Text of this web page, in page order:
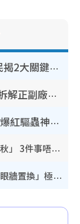
m
裝修拆鐵閘隨時變賊人目標？網民揭2大關鍵用途：裝新式等於白裝？附新舊鐵閘分別
網傳公院改用內地/副廠藥？醫生拆解正副廠分別 揭4類人換藥隨時出事
怕蟲人士夏日救星！日本3COINS爆紅驅蟲神器$45起 1招「全程免觸碰」輕鬆搞定小強
立秋2026｜8月7日立秋進入「多事之秋」 3件事唔做得！專家教6招開運 清枱頭／銀包納氣接好運
颱風白海豚料周日襲浙江！經歷5次「眼牆置換」極罕見 成登陸內地最長途颱風